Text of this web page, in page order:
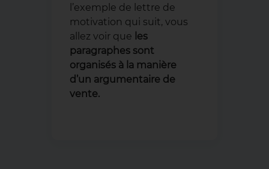
l’exemple de lettre de
motivation qui suit, vous
allez voir que les
paragraphes sont
organisés à la manière
d’un argumentaire de
vente.